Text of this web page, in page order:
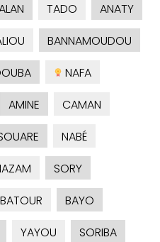
TADO
ANATY
BANNAMOUDOU
NAFA
AMINE
CAMAN
NABÉ
SORY
BATOUR
BAYO
YAYOU
SORIBA